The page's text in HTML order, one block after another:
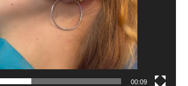
00:09